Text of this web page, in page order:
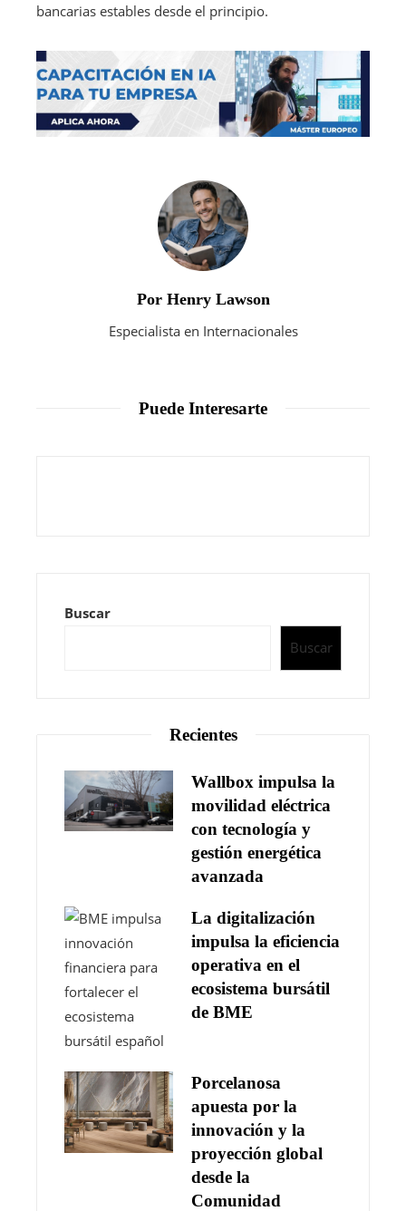
bancarias estables desde el principio.
Por Henry Lawson
Especialista en Internacionales
Puede Interesarte
Buscar
Buscar
Recientes
Wallbox impulsa la
movilidad eléctrica
con tecnología y
gestión energética
avanzada
La digitalización
impulsa la eficiencia
operativa en el
ecosistema bursátil
de BME
Porcelanosa
apuesta por la
innovación y la
proyección global
desde la
Comunidad